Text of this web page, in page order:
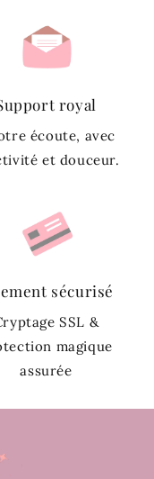
Cérémonie
des matières
nous vous
collection
royal
écoute, avec
et douceur.
sécurisé
SSL &
magique
assurée